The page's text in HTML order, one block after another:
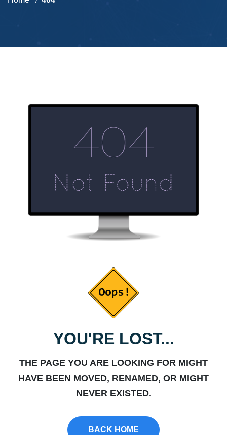
YOU'RE LOST...
THE PAGE YOU ARE LOOKING FOR MIGHT
HAVE BEEN MOVED, RENAMED, OR MIGHT
NEVER EXISTED.
BACK HOME